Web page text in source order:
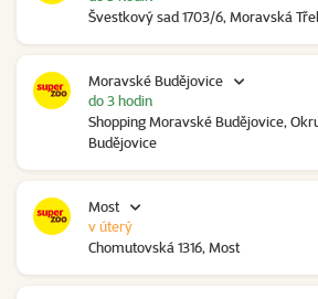
Švestkový sad 1703/6, Moravská
Moravské Budějovice
Shopping Moravské Budějovice,
Budějovice
do 3 hodin
Most
Chomutovská 1316, Most
v úterý